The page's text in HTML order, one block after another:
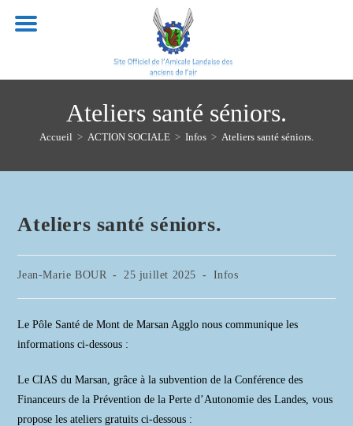
Ateliers santé séniors.
Accueil > ACTION SOCIALE > Infos > Ateliers santé séniors.
Ateliers santé séniors.
Auteur/autrice
publication :
Jean-Marie BOUR
Publication
25 juillet 2025
Post
Infos
Le Pôle Santé de Mont de Marsan Agglo nous communique les
informations ci-dessous :
Le CIAS du Marsan, grâce à la subvention de la Conférence des
Financeurs de la Prévention de la Perte d’Autonomie des Landes, vous
propose les ateliers gratuits ci-dessous :